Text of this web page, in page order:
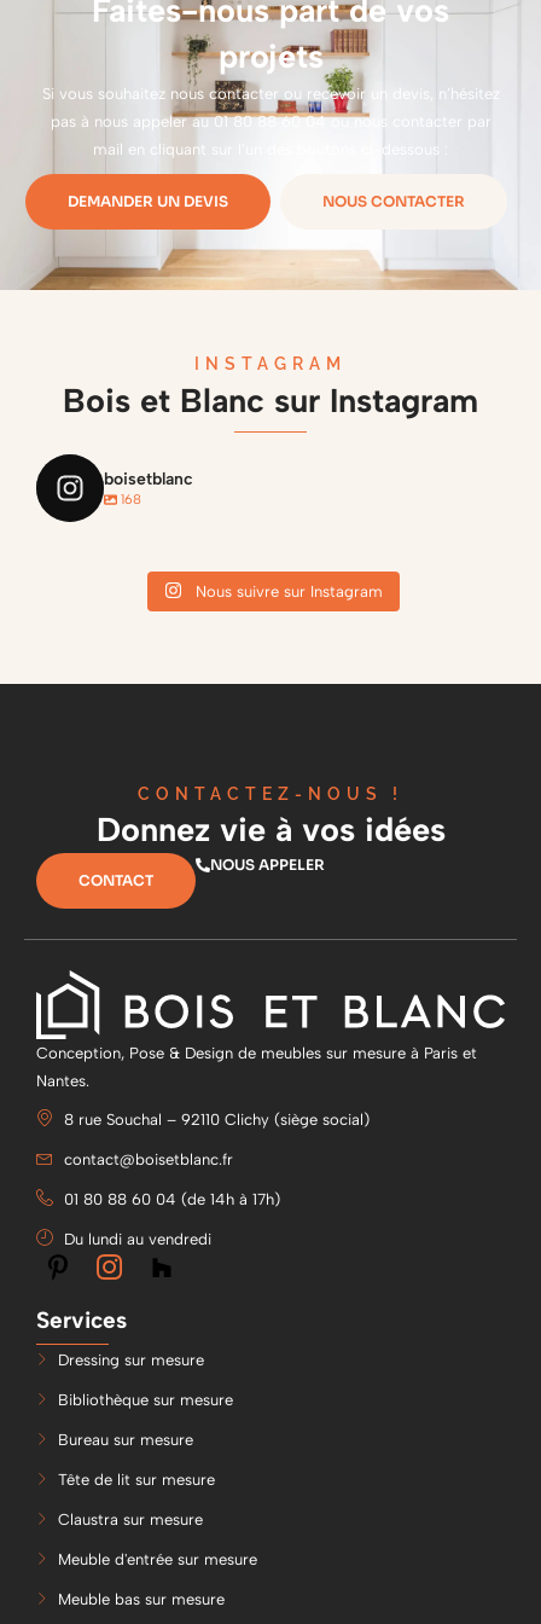
Faites-nous part de vos
projets
Si vous souhaitez nous contacter ou recevoir un devis, n’hésitez
pas à nous appeler au 01 80 88 60 04 ou nous contacter par
mail en cliquant sur l’un des boutons ci-dessous :
DEMANDER UN DEVIS NOUS CONTACTER
INSTAGRAM
Bois et Blanc sur Instagram
boisetblanc
168
Nous suivre sur Instagram
CONTACTEZ-NOUS !
Donnez vie à vos idées
CONTACT
NOUS APPELER
Conception, Pose & Design de meubles sur mesure à Paris et
Nantes.
8 rue Souchal – 92110 Clichy (siège social)
contact@boisetblanc.fr
01 80 88 60 04 (de 14h à 17h)
Du lundi au vendredi
Services
Dressing sur mesure
Bibliothèque sur mesure
Bureau sur mesure
Tête de lit sur mesure
Claustra sur mesure
Meuble d'entrée sur mesure
Meuble bas sur mesure